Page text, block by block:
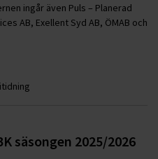
ingår även Puls – Planerad
AB, Exellent Syd AB, ÖMAB och
säsongen 2025/2026